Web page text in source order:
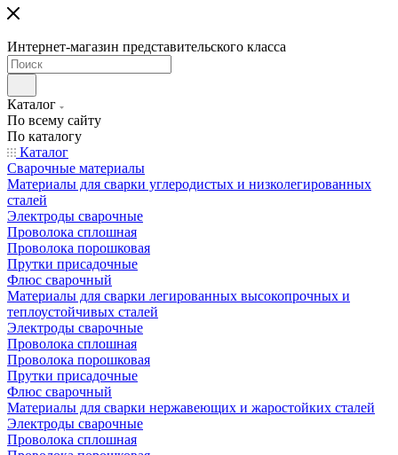
Интернет-магазин представительского класса
Каталог
По всему сайту
По каталогу
Каталог
Сварочные материалы
Материалы для сварки углеродистых и низколегированных
сталей
Электроды сварочные
Проволока сплошная
Проволока порошковая
Прутки присадочные
Флюс сварочный
Материалы для сварки легированных высокопрочных и
теплоустойчивых сталей
Электроды сварочные
Проволока сплошная
Проволока порошковая
Прутки присадочные
Флюс сварочный
Материалы для сварки нержавеющих и жаростойких сталей
Электроды сварочные
Проволока сплошная